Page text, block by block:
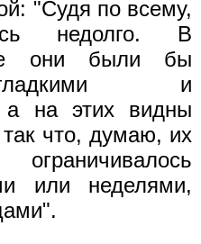
"Судя по всему,
недолго. В
они были бы
и
а на этих видны
что, думаю, их
или неделями,